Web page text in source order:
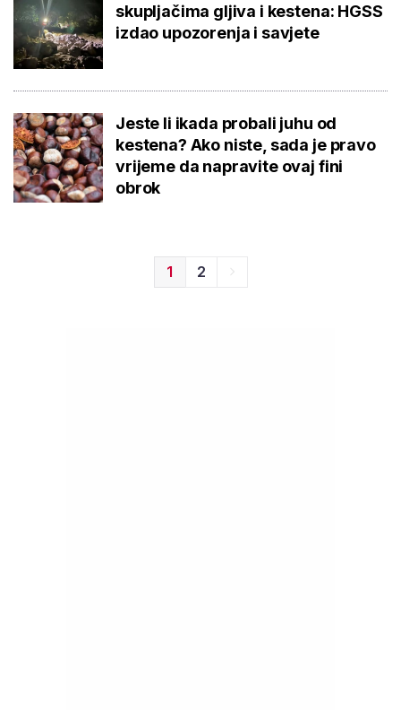
skupljačima gljiva i kestena: HGSS
izdao upozorenja i savjete
Jeste li ikada probali juhu od
kestena? Ako niste, sada je pravo
vrijeme da napravite ovaj fini
obrok
1 2